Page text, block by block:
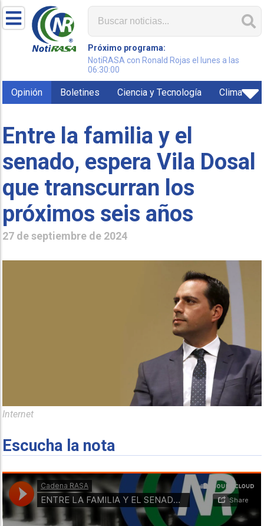
Próximo programa:
NotiRASA con Ronald Rojas el lunes a las
06:30:00
Opinión Boletines Ciencia y Tecnología Clima
Entre la familia y el
senado, espera Vila Dosal
que transcurran los
próximos seis años
27 de septiembre de 2024
Internet
Escucha la nota